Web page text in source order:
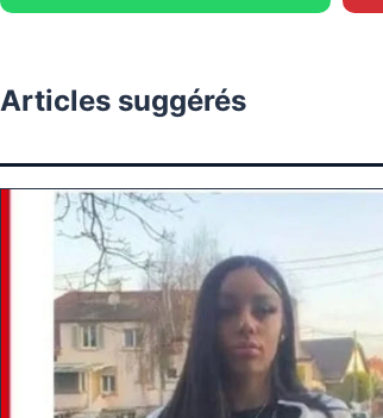
Articles suggérés